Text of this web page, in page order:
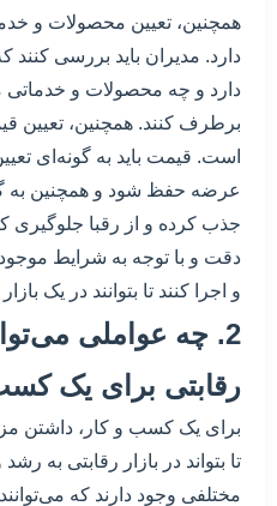
همچنین، تعیین محصولات و
دارد. مدیران باید بررسی کنند
دارد و چه محصولات و خدماتی
برطرف کنند. همچنین، تعیین
است. قیمت باید به گونه‌ای
عرضه حفظ شود و همچنین به
جذب کرده و از رقبا جلوگیری
دقت و با توجه به شرایط
و اجرا کنند تا بتوانند در یک
2. چه عواملی
رقابتی برای یک
برای یک کسب و کار، داشتن
تا بتواند در بازار رقابتی به
مختلفی وجود دارند که